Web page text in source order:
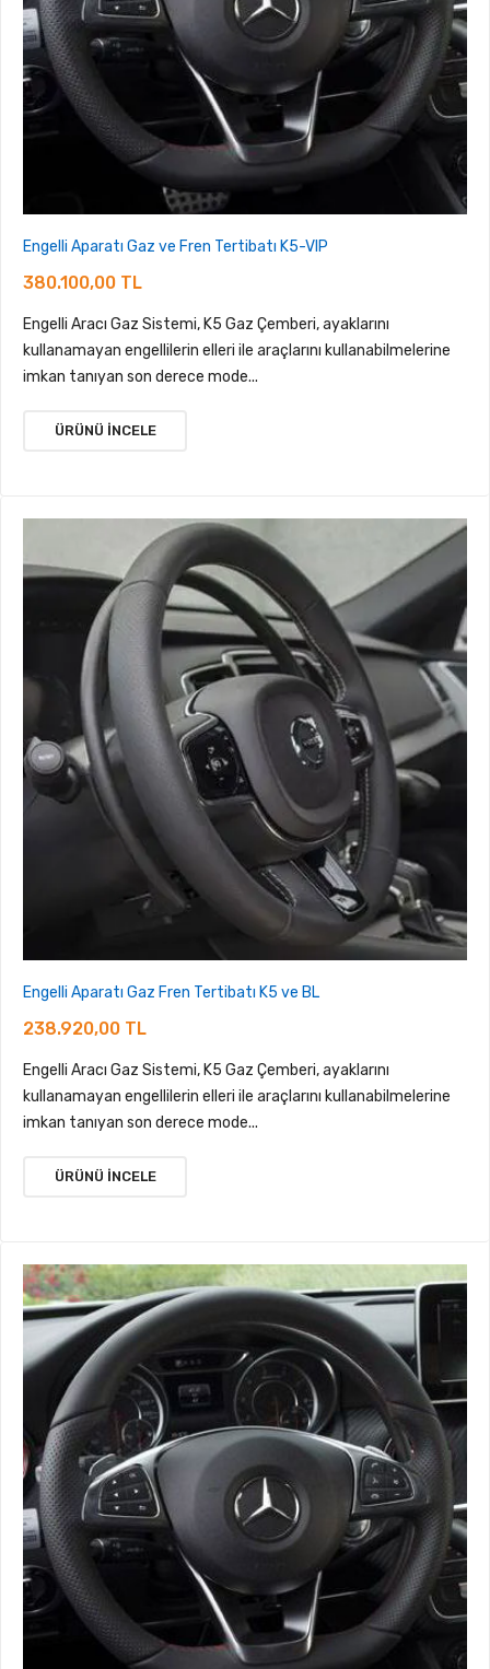
Engelli Aparatı Gaz Fren Tertibatı K5 ve BL
238.920,00 TL
Engelli Aracı Gaz Sistemi, K5 Gaz Çemberi, ayaklarını
kullanamayan engellilerin elleri ile araçlarını kullanabilmelerine
imkan tanıyan son derece mode...
ÜRÜNÜ İNCELE
Engelli Aparatı Gaz ve Fren Tertibatı K5-VIP
380.100,00 TL
Engelli Aracı Gaz Sistemi, K5 Gaz Çemberi, ayaklarını
kullanamayan engellilerin elleri ile araçlarını kullanabilmelerine
imkan tanıyan son derece mode...
ÜRÜNÜ İNCELE